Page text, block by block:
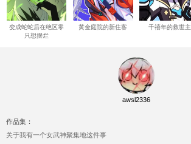
变成蛇蛇后在绝区零
只想摆烂
黄金庭院的新住客 千禧年的救世主
awsl2336
作品集：
关于我有一个女武神聚集地这件事